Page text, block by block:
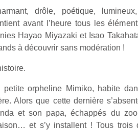
drôle, poétique,
avant l’heure tous les
Hayao Miyazaki et Isao
à découvrir sans modération !
petite orpheline Mimiko, habite
Alors que cette dernière
et son papa, échappés du
et s’y installent ! Tous trois